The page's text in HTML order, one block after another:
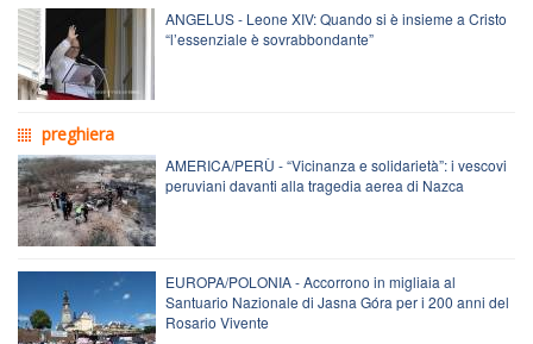
ANGELUS - Leone XIV: Quando si è insieme a Cristo
“l’essenziale è sovrabbondante”
preghiera
AMERICA/PERÙ - “Vicinanza e solidarietà”: i vescovi
peruviani davanti alla tragedia aerea di Nazca
EUROPA/POLONIA - Accorrono in migliaia al
Santuario Nazionale di Jasna Góra per i 200 anni del
Rosario Vivente